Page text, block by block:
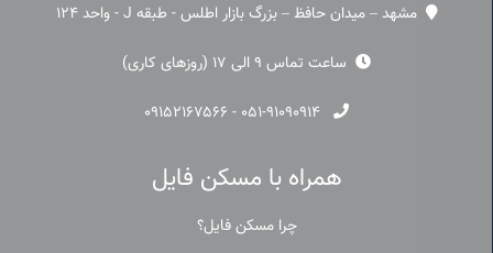
مشهد – میدان حافظ – بزرگ بازار اطلس - طبقه J - واحد 124
ساعت تماس 9 الی 17 (روزهای کاری)
۰۵۱-۹۱۰۹۰۹۱۴ - ۰۹۱۵۲۱۶۷۵۶۶
همراه با مسکن فایل
چرا مسکن فایل؟